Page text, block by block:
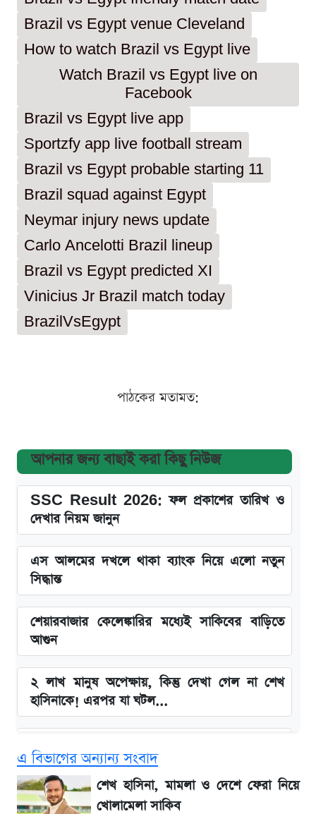
Brazil vs Egypt venue Cleveland
How to watch Brazil vs Egypt live
Watch Brazil vs Egypt live on
Facebook
Brazil vs Egypt live app
Sportzfy app live football stream
Brazil vs Egypt probable starting 11
Brazil squad against Egypt
Neymar injury news update
Carlo Ancelotti Brazil lineup
Brazil vs Egypt predicted XI
Vinicius Jr Brazil match today
BrazilVsEgypt
পাঠকের মতামত:
আপনার জন্য বাছাই করা কিছু নিউজ
SSC Result 2026: ফল প্রকাশের তারিখ ও
দেখার নিয়ম জানুন
এস আলমের দখলে থাকা ব্যাংক নিয়ে এলো নতুন
সিদ্ধান্ত
শেয়ারবাজার কেলেঙ্কারির মধ্যেই সাকিবের বাড়িতে
আগুন
২ লাখ মানুষ অপেক্ষায়, কিন্তু দেখা গেল না শেখ
হাসিনাকে! এরপর যা ঘটল...
Redmi K80 নিয়ে আপডেট
বাংলাদেশ নিয়ে যা বললেন সজীব ওয়াজেদ জয়
এ বিভাগের অন্যান্য সংবাদ
শেখ হাসিনা, মামলা ও দেশে ফেরা নিয়ে
খোলামেলা সাকিব